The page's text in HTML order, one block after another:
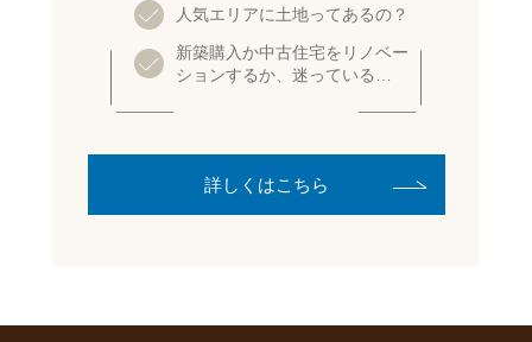
人気エリアに土地ってあるの？
新築購入か中古住宅をリノベー
ションするか、迷っている…
詳しくはこちら